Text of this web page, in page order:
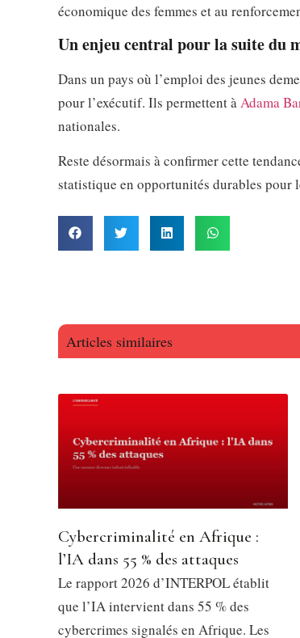
économique des femmes et au
Un enjeu central pour la suite du
Dans un pays où l’emploi des jeunes
pour l’exécutif. Ils permettent àAdama
nationales.
Reste désormais à confirmer cette
statistique en opportunités durables pour
Articles similaires
Cybercriminalité en Afrique :
l’IA dans 55 % des attaques
Le rapport 2026 d’INTERPOL établit
que l’IA intervient dans 55 % des
cybercrimes signalés en Afrique. Les